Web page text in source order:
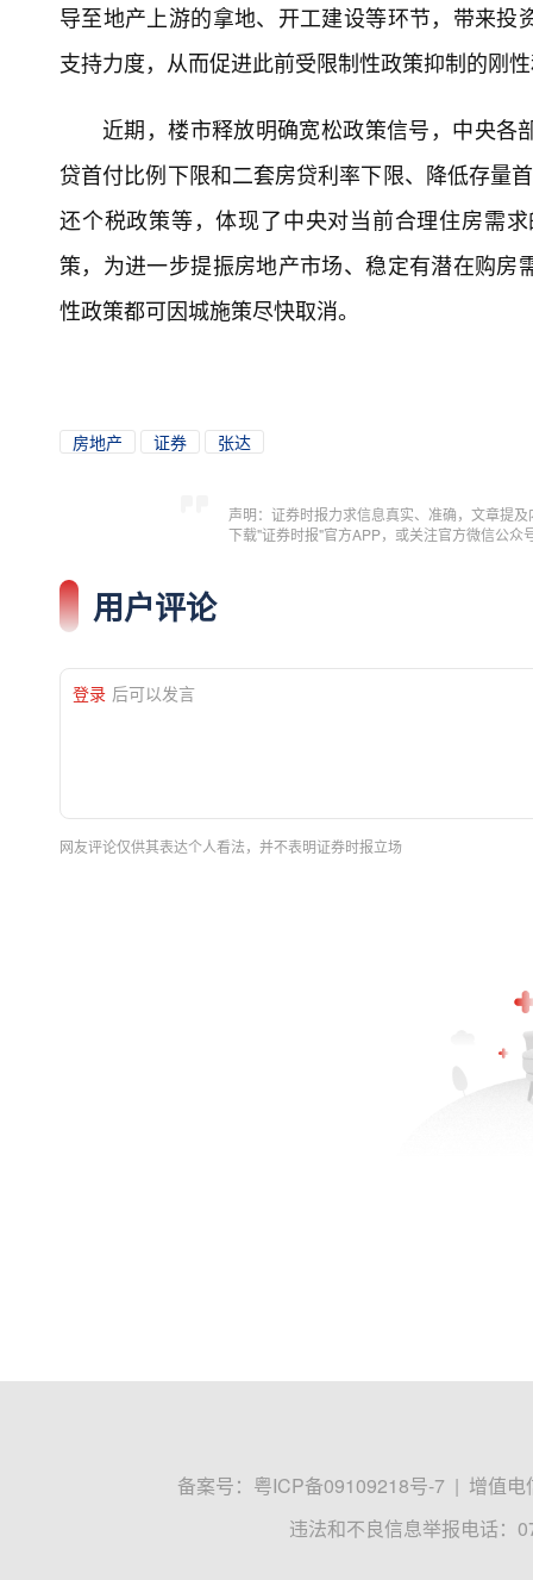
导至地产上游的拿地、开工建设等环节，带来
支持力度，从而促进此前受限制性政策抑制的刚
近期，楼市释放明确宽松政策信号，中央
贷首付比例下限和二套房贷利率下限、降低存量
还个税政策等，体现了中央对当前合理住房需
策，为进一步提振房地产市场、稳定有潜在购
性政策都可因城施策尽快取消。
房地产 证券 张达
声明：证券时报力求信息真实、准确，文章提
下载"证券时报"官方APP，或关注官方微信公
用户评论
登录 后可以发言
网友评论仅供其表达个人看法，并不表明证券时报立场
备案号： 粤ICP备09109218号-7 | 增值电
违法和不良信息举报电话：